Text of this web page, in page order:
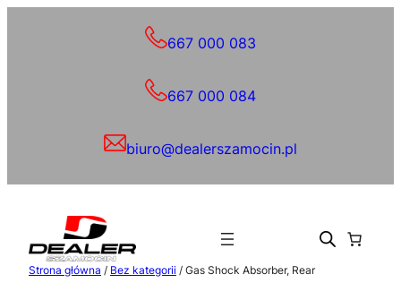
667 000 083
667 000 084
biuro@dealerszamocin.pl
Strona główna / Bez kategorii / Gas Shock Absorber, Rear